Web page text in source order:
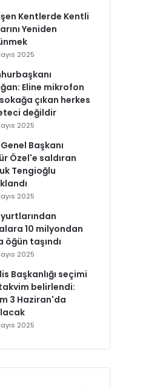
Kentlerde Kentli
Yeniden
2025
Eline mikrofon
çıkan herkes
değildir
2025
Genel Başkanı
Özel'e saldıran
Tengioğlu
2025
yurtlarından
10 milyondan
öğün taşındı
2025
Başkanlığı seçimi
belirlendi:
3 Haziran'da
2025